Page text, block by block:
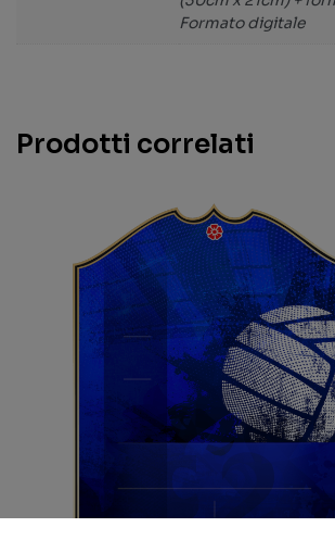
Formato digitale
Prodotti correlati